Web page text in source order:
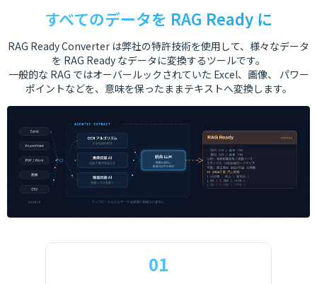
すべてのデータを RAG Ready に
RAG Ready Converter は弊社の特許技術を使用して、様々なデータ
を RAG Ready なデータに変換するツールです。
一般的な RAG ではオーバールックされていた Excel、画像、 パワー
ポイントなどを、意味を保ったままテキストへ変換します。
01